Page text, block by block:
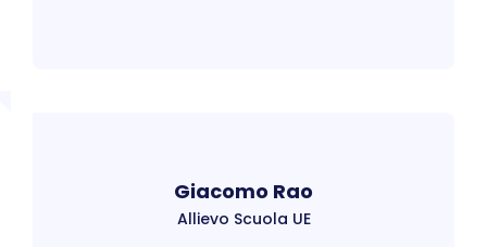
Giacomo Rao
Allievo Scuola UE